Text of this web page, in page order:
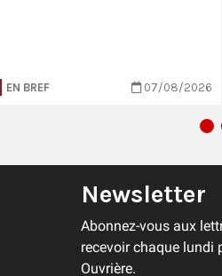
EN BREF 07/08/2026
Newsletter
Abonnez-vous aux
recevoir chaque lundi
Ouvrière.